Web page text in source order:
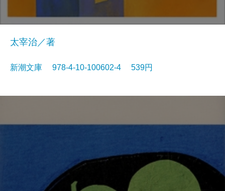
太宰治／著
新潮文庫 978-4-10-100602-4 539円